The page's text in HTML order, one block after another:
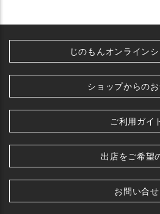
じのもんオンライン
ショップからの
ご利用ガイ
出店をご希望
お問い合せ